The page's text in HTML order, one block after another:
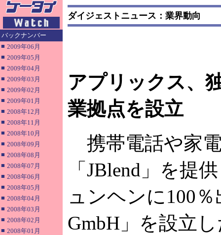
バックナンバー
■ 2009年06月
■ 2009年05月
■ 2009年04月
■ 2009年03月
■ 2009年02月
■ 2009年01月
■ 2008年12月
■ 2008年11月
■ 2008年10月
■ 2008年09月
■ 2008年08月
■ 2008年07月
■ 2008年06月
■ 2008年05月
■ 2008年04月
■ 2008年03月
■ 2008年02月
■ 2008年01月
ダイジェストニュース：業界動向
アプリックス、
業拠点を設立
携帯電話や家
「JBlend」を提
ュンヘンに100
GmbH」を設立